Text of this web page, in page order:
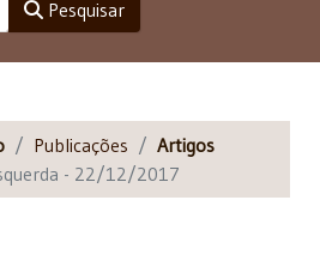
Pesquisar
Publicações
Artigos
- 22/12/2017